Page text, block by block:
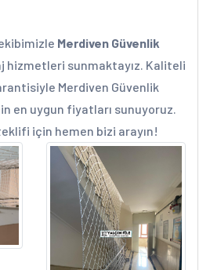
Merdiven Güvenlik
hizmetleri sunmaktayız. Kaliteli
Merdiven Güvenlik
en uygun fiyatları sunuyoruz.
için hemen bizi arayın!